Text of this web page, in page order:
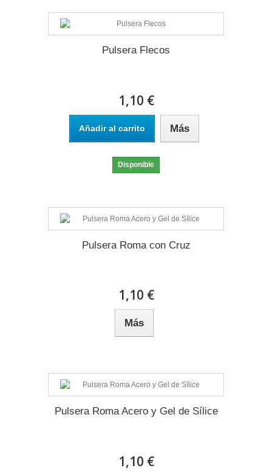
Pulsera Flecos
1,10 €
Añadir al carrito Más
Disponible
Pulsera Roma con Cruz
1,10 €
Más
Pulsera Roma Acero y Gel de Sílice
1,10 €